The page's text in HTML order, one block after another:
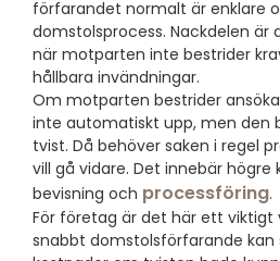
förfarandet normalt är enklare
domstolsprocess. Nackdelen
när motparten inte bestrider
hållbara invändningar.
Om motparten bestrider
inte automatiskt upp, men den
tvist. Då behöver saken i regel
vill gå vidare. Det innebär högre
bevisning och processföring.
För företag är det här ett viktigt
snabbt domstolsförfarande kan